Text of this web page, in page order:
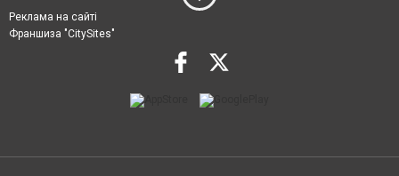
Реклама на сайті
Франшиза "CitySites"